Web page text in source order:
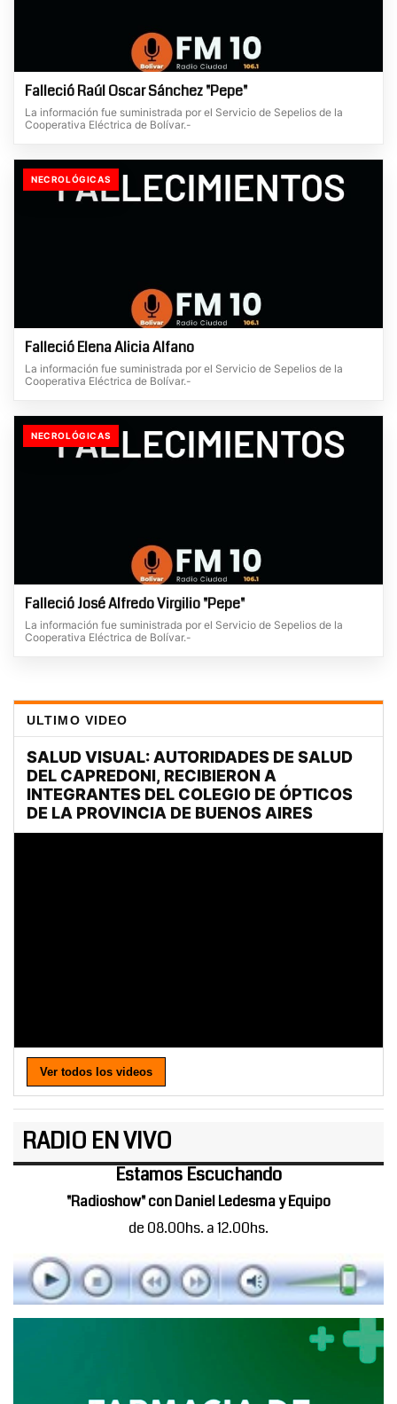
Falleció Raúl Oscar Sánchez "Pepe"
La información fue suministrada por el Servicio de Sepelios de la
Cooperativa Eléctrica de Bolívar.-
NECROLÓGICAS
Falleció Elena Alicia Alfano
La información fue suministrada por el Servicio de Sepelios de la
Cooperativa Eléctrica de Bolívar.-
NECROLÓGICAS
Falleció José Alfredo Virgilio "Pepe"
La información fue suministrada por el Servicio de Sepelios de la
Cooperativa Eléctrica de Bolívar.-
ULTIMO VIDEO
Ver todos los videos
RADIO EN VIVO
Estamos Escuchando
"Radioshow" con Daniel Ledesma y Equipo
de 08.00hs. a 12.00hs.